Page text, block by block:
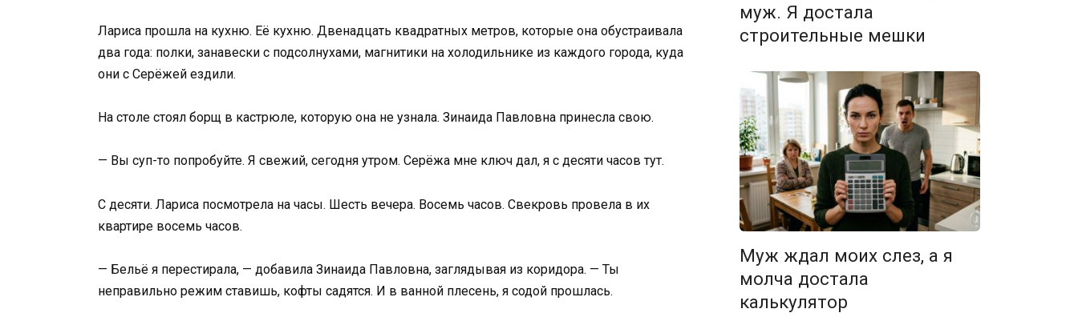
Лариса прошла на кухню. Её кухню. Двенадцать квадратных метров, которые она обустраивала
два года: полки, занавески с подсолнухами, магнитики на холодильнике из каждого города, куда
они с Серёжей ездили.
На столе стоял борщ в кастрюле, которую она не узнала. Зинаида Павловна принесла свою.
— Вы суп-то попробуйте. Я свежий, сегодня утром. Серёжа мне ключ дал, я с десяти часов тут.
С десяти. Лариса посмотрела на часы. Шесть вечера. Восемь часов. Свекровь провела в их
квартире восемь часов.
— Бельё я перестирала, — добавила Зинаида Павловна, заглядывая из коридора. — Ты
неправильно режим ставишь, кофты садятся. И в ванной плесень, я содой прошлась.
муж. Я достала
строительные мешки
Муж ждал моих слез, а я
молча достала
калькулятор